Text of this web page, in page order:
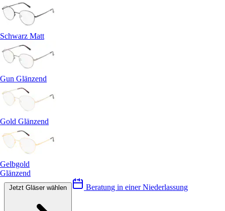
Schwarz Matt
Gun Glänzend
Gold Glänzend
Gelbgold
Glänzend
Beratung in einer Niederlassung